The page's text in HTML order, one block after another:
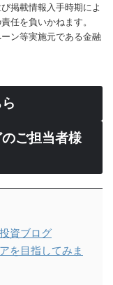
掲載情報入手時期によ
任を負いかねます。
ン等実施元である金融
ご担当者様
資ブログ
を目指してみま